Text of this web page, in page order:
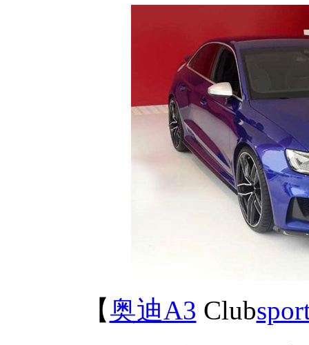
【奥迪A3 Club